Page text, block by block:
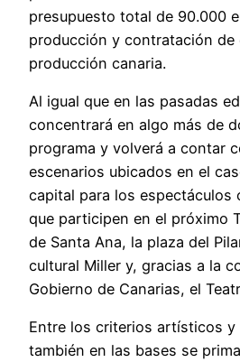
presupuesto total de 90.000
producción y contratación de
producción canaria.
Al igual que en las pasadas
concentrará en algo más de
programa y volverá a contar
escenarios ubicados en el
capital para los espectáculos
que participen en el próximo
de Santa Ana, la plaza del
cultural Miller y, gracias a la
Gobierno de Canarias, el
Entre los criterios artísticos
también en las bases se